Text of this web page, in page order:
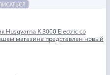
Husqvarna K 3000 Electric со
магазине представлен новый